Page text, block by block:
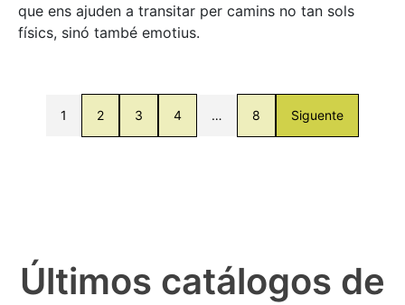
que ens ajuden a transitar per camins no tan sols
físics, sinó també emotius.
1 2 3 4 … 8 Siguente
Últimos catálogos de